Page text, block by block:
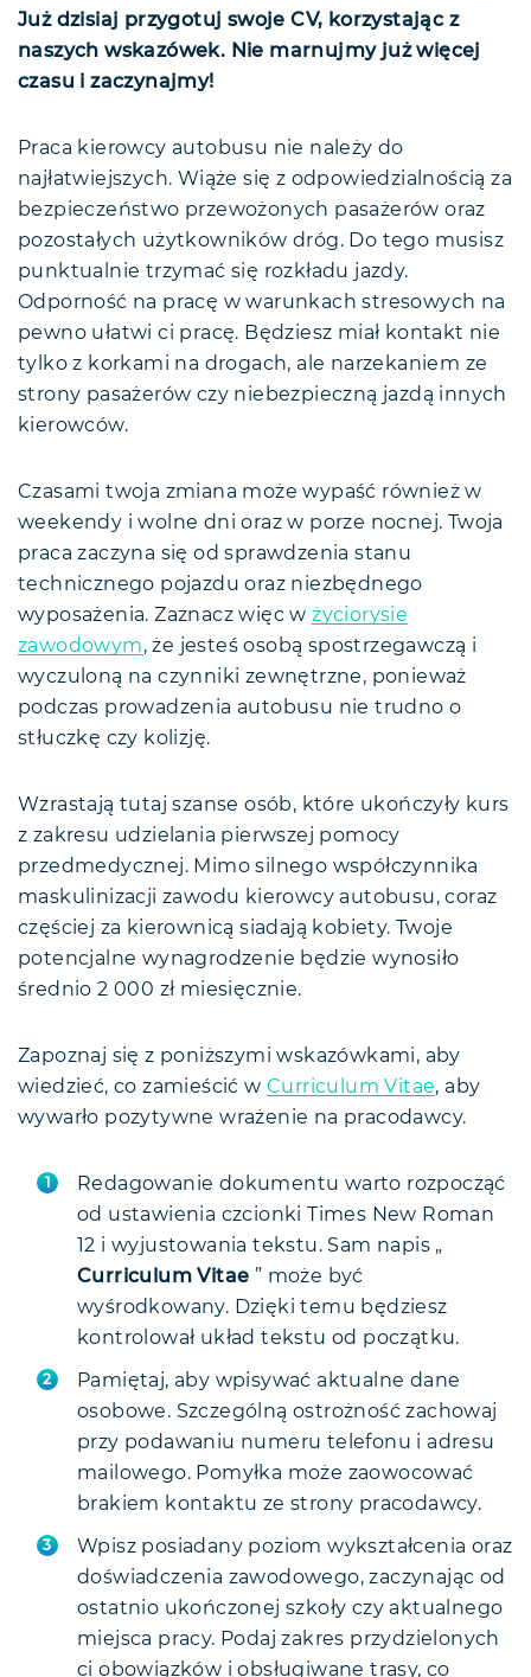
Już dzisiaj przygotuj swoje CV, korzystając z
naszych wskazówek. Nie marnujmy już więcej
czasu i zaczynajmy!
Praca kierowcy autobusu nie należy do
najłatwiejszych. Wiąże się z odpowiedzialnością za
bezpieczeństwo przewożonych pasażerów oraz
pozostałych użytkowników dróg. Do tego musisz
punktualnie trzymać się rozkładu jazdy.
Odporność na pracę w warunkach stresowych na
pewno ułatwi ci pracę. Będziesz miał kontakt nie
tylko z korkami na drogach, ale narzekaniem ze
strony pasażerów czy niebezpieczną jazdą innych
kierowców.
Czasami twoja zmiana może wypaść również w
weekendy i wolne dni oraz w porze nocnej. Twoja
praca zaczyna się od sprawdzenia stanu
technicznego pojazdu oraz niezbędnego
wyposażenia. Zaznacz więc wżyciorysie
zawodowym, że jesteś osobą spostrzegawczą i
wyczuloną na czynniki zewnętrzne, ponieważ
podczas prowadzenia autobusu nie trudno o
stłuczkę czy kolizję.
Wzrastają tutaj szanse osób, które ukończyły kurs
z zakresu udzielania pierwszej pomocy
przedmedycznej. Mimo silnego współczynnika
maskulinizacji zawodu kierowcy autobusu, coraz
częściej za kierownicą siadają kobiety. Twoje
potencjalne wynagrodzenie będzie wynosiło
średnio 2 000 zł miesięcznie.
Zapoznaj się z poniższymi wskazówkami, aby
wiedzieć, co zamieścić w Curriculum Vitae, aby
wywarło pozytywne wrażenie na pracodawcy.
Redagowanie dokumentu warto rozpocząć
od ustawienia czcionki Times New Roman
12 i wyjustowania tekstu. Sam napis „
Curriculum Vitae ” może być
wyśrodkowany. Dzięki temu będziesz
kontrolował układ tekstu od początku.
Pamiętaj, aby wpisywać aktualne dane
osobowe. Szczególną ostrożność zachowaj
przy podawaniu numeru telefonu i adresu
mailowego. Pomyłka może zaowocować
brakiem kontaktu ze strony pracodawcy.
Wpisz posiadany poziom wykształcenia oraz
doświadczenia zawodowego, zaczynając od
ostatnio ukończonej szkoły czy aktualnego
miejsca pracy. Podaj zakres przydzielonych
ci obowiązków i obsługiwane trasy, co